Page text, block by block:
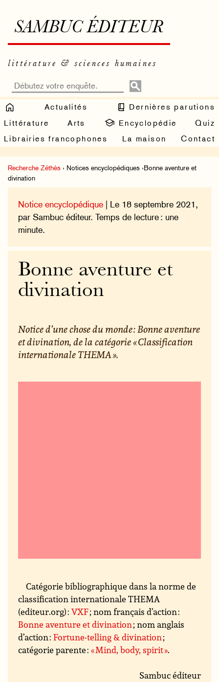
SAMBUC ÉDITEUR
littérature & sciences humaines
Actualités
Dernières parutions
Littérature
Arts Encyclopédie
Quiz
Librairies francophones
La maison Contact
Recherche Zéthès › Notices encyclopédiques ›Bonne aventure et
divination
Notice encyclopédique | Le 18 septembre 2021,
par Sambuc éditeur. Temps de lecture : une
minute.
Bonne aventure et
divination
Notice d’une chose du monde : Bonne aventure
et divination, de la catégorie « Classification
internationale THEMA ».
Catégorie bibliographique dans la norme de
classification internationale THEMA
(editeur.org) :VXF; nom français d’action :
Bonne aventure et divination; nom anglais
d’action :Fortune-telling & divination;
catégorie parente :« Mind, body, spirit ».
Sambuc éditeur